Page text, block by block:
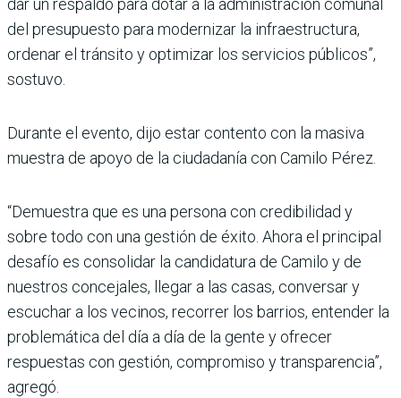
dar un respaldo para dotar a la administración comunal
del presupuesto para modernizar la infraestructura,
ordenar el tránsito y optimizar los servicios públicos”,
sostuvo.
Durante el evento, dijo estar contento con la masiva
muestra de apoyo de la ciudadanía con Camilo Pérez.
“Demuestra que es una persona con credibilidad y
sobre todo con una gestión de éxito. Ahora el principal
desafío es consolidar la candidatura de Camilo y de
nuestros concejales, llegar a las casas, conversar y
escuchar a los vecinos, recorrer los barrios, entender la
problemática del día a día de la gente y ofrecer
respuestas con gestión, compromiso y transparencia”,
agregó.